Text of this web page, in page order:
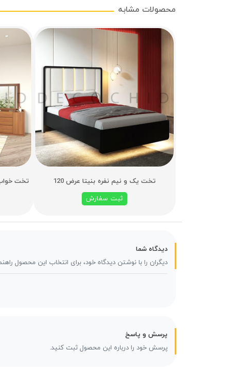
محصولات مشابه
تخت یک و نیم نفره بنیتا عرض 120
ثبت سفارش
دیدگاه شما
دیگران را با نوشتن دیدگاه خود، برای انتخاب این محصول
پرسش و پاسخ
پرسش خود را درباره این محصول ثبت کنید.